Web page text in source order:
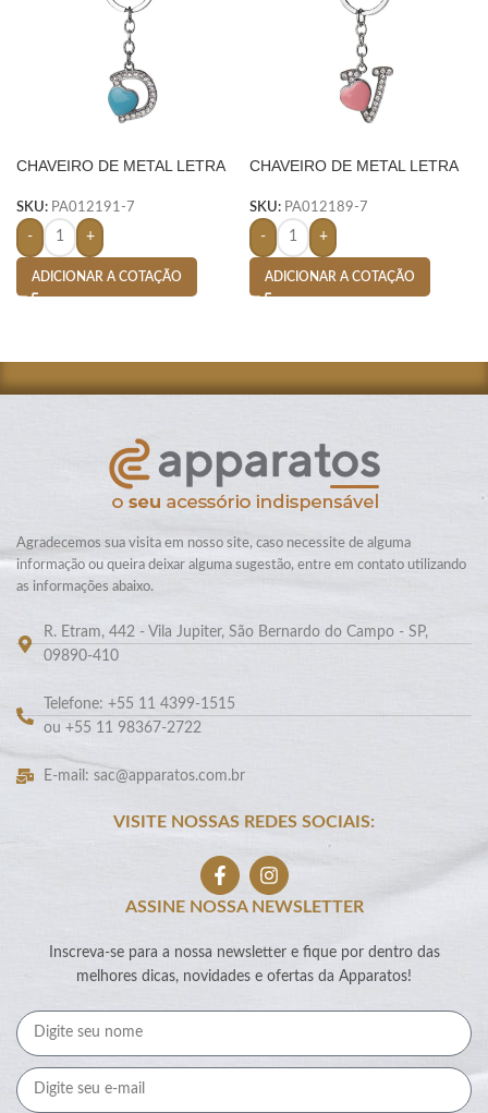
CHAVEIRO DE METAL LETRA
SKU: PA012191-7
- +
ADICIONAR A COTAÇÃO
CHAVEIRO DE METAL LETRA
SKU: PA012189-7
- +
ADICIONAR A COTAÇÃO
Agradecemos sua visita em nosso site, caso necessite de alguma
informação ou queira deixar alguma sugestão, entre em contato utilizando
as informações abaixo.
R. Etram, 442 - Vila Jupiter, São Bernardo do Campo - SP,
09890-410
Telefone: +55 11 4399-1515
ou +55 11 98367-2722
E-mail: sac@apparatos.com.br
VISITE NOSSAS REDES SOCIAIS:
ASSINE NOSSA NEWSLETTER
Inscreva-se para a nossa newsletter e fique por dentro das
melhores dicas, novidades e ofertas da Apparatos!